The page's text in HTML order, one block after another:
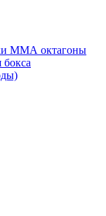
ММА октагоны